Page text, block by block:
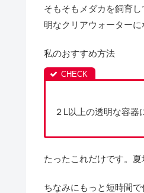
そもそもメダカを飼育
明なクリアウォーターに
私のおすすめ方法
２L以上の透明な容器
たったこれだけです。
ちなみにもっと短時間